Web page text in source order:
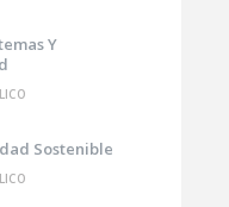
Y
Sostenible